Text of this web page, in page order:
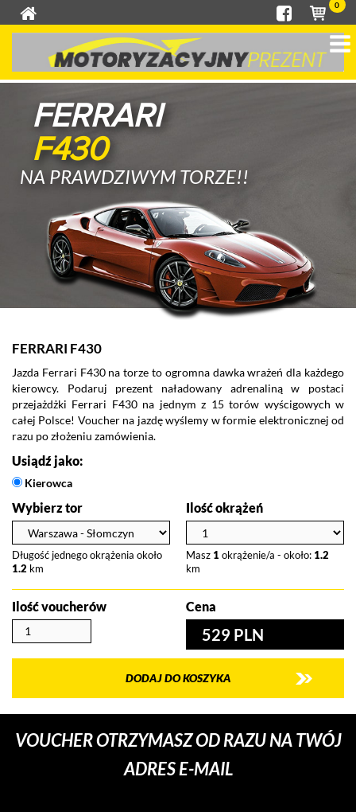
0
FERRARI
F430
NA PRAWDZIWYM TORZE!!
FERRARI F430
Jazda Ferrari F430 na torze to ogromna dawka wrażeń dla każdego
kierowcy. Podaruj prezent naładowany adrenaliną w postaci
przejażdżki Ferrari F430 na jednym z 15 torów wyścigowych w
całej Polsce! Voucher na jazdę wyślemy w formie elektronicznej od
razu po złożeniu zamówienia.
Usiądź jako:
Kierowca
Wybierz tor
Długość jednego okrążenia około
1.2 km
Ilość okrążeń
Masz 1 okrążenie/a - około: 1.2
km
Ilość voucherów Cena
529 PLN
DODAJ DO KOSZYKA
VOUCHER OTRZYMASZ OD RAZU NA TWÓJ
ADRES E-MAIL